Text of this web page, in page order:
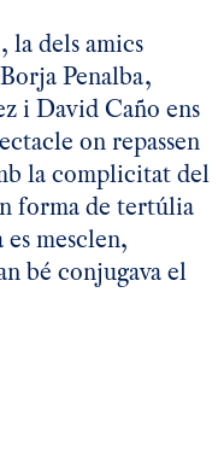
la dels amics
Borja Penalba,
i David Caño ens
on repassen
la complicitat del
forma de tertúlia
mesclen,
bé conjugava el